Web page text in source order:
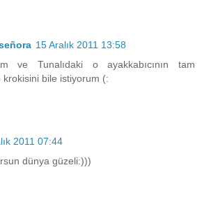
15 Aralık 2011 13:58
ve Tunalıdaki o ayakkabıcının tam
bile istiyorum (:
2011 07:44
dünya güzeli:)))